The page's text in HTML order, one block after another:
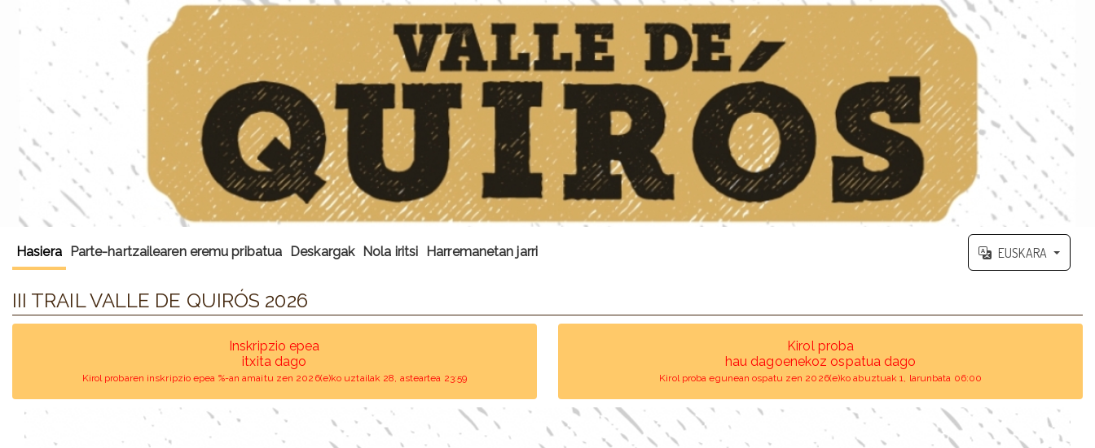
Hasiera Parte-hartzailearen eremu pribatua Deskargak Nola iritsi Harremanetan jarri EUSKARA
III TRAIL VALLE DE QUIRÓS 2026
Inskripzio epea
itxita dago
Kirol probaren inskripzio epea %-an amaitu zen 2026(e)ko uztailak 28, asteartea 23:59
Kirol proba
hau dagoenekoz ospatua dago
Kirol proba egunean ospatu zen 2026(e)ko abuztuak 1, larunbata 06:00